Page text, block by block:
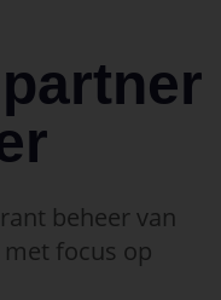
beheer van
focus op